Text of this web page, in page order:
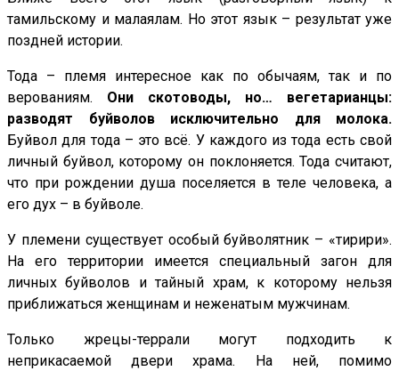
тамильскому и малаялам. Но этот язык – результат уже
поздней истории.
Тода – племя интересное как по обычаям, так и по
верованиям. Они скотоводы, но… вегетарианцы:
разводят буйволов исключительно для молока.
Буйвол для тода – это всё. У каждого из тода есть свой
личный буйвол, которому он поклоняется. Тода считают,
что при рождении душа поселяется в теле человека, а
его дух – в буйволе.
У племени существует особый буйволятник – «тирири».
На его территории имеется специальный загон для
личных буйволов и тайный храм, к которому нельзя
приближаться женщинам и неженатым мужчинам.
Только жрецы-террали могут подходить к
неприкасаемой двери храма. На ней, помимо